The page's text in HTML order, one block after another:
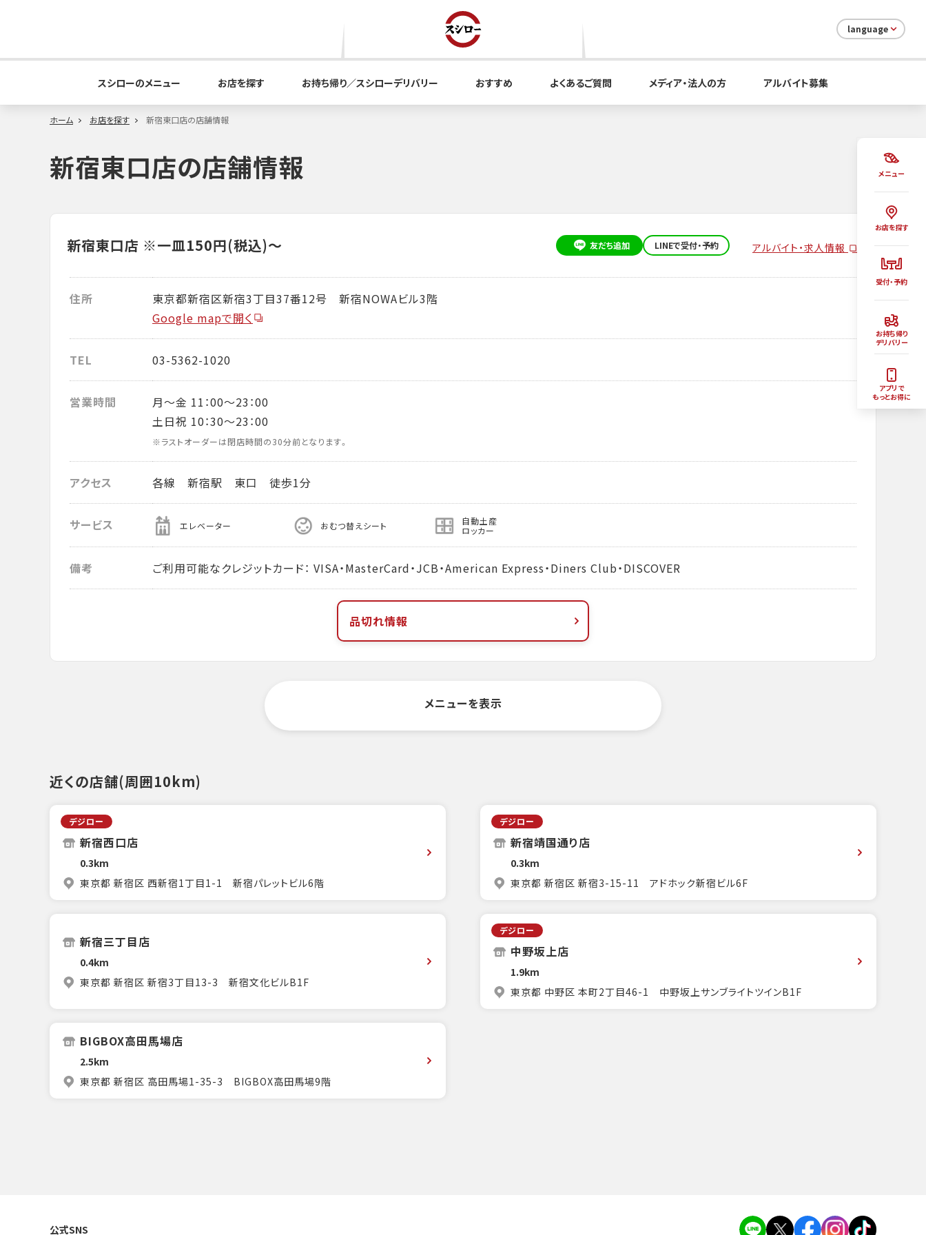
メニュー
お店を探す
受付・予約
お持ち帰り
デリバリー
アプリで
もっとお得に
language
スシローのメニュー お店を探す お持ち帰り／スシローデリバリー おすすめ よくあるご質問 メディア・法人の方 アルバイト募集
ホーム お店を探す 新宿東口店の店舗情報
新宿東口店の店舗情報
新宿東口店 ※一皿150円(税込)～ 友だち追加 LINEで受付・予約 アルバイト・求人情報
住所
東京都新宿区新宿3丁目37番12号 新宿NOWAビル3階
Google mapで開く
TEL 03-5362-1020
営業時間
月～金 11：00～23：00
土日祝 10：30～23：00
※ラストオーダーは閉店時間の30分前となります。
アクセス 各線 新宿駅 東口 徒歩1分
サービス エレベーター おむつ替えシート 自動土産
ロッカー
備考 ご利用可能なクレジットカード： VISA・MasterCard・JCB・American Express・Diners Club・DISCOVER
品切れ情報
メニューを表示
近くの店舗(周囲10km)
デジロー
新宿西口店
0.3km
東京都 新宿区 西新宿1丁目1-1 新宿パレットビル6階
デジロー
新宿靖国通り店
0.3km
東京都 新宿区 新宿3-15-11 アドホック新宿ビル6F
新宿三丁目店
0.4km
東京都 新宿区 新宿3丁目13-3 新宿文化ビルB1F
デジロー
中野坂上店
1.9km
東京都 中野区 本町2丁目46-1 中野坂上サンブライトツインB1F
BIGBOX高田馬場店
2.5km
東京都 新宿区 高田馬場1-35-3 BIGBOX高田馬場9階
公式SNS